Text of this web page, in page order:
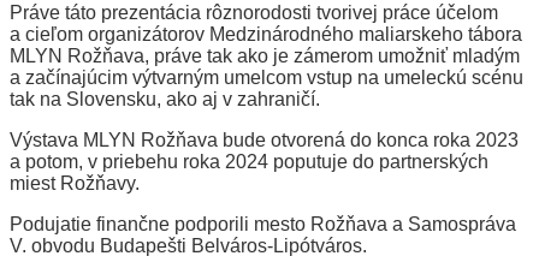
Práve táto prezentácia rôznorodosti tvorivej práce účelom
a cieľom organizátorov Medzinárodného maliarskeho tábora
MLYN Rožňava, práve tak ako je zámerom umožniť mladým
a začínajúcim výtvarným umelcom vstup na umeleckú scénu
tak na Slovensku, ako aj v zahraničí.
Výstava MLYN Rožňava bude otvorená do konca roka 2023
a potom, v priebehu roka 2024 poputuje do partnerských
miest Rožňavy.
Podujatie finančne podporili mesto Rožňava a Samospráva
V. obvodu Budapešti Belváros-Lipótváros.